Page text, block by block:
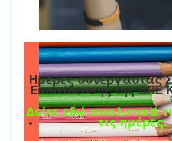
Επικοινωνία
Ημέρες συνεργασίας
Εκπαίδευσης της ΔΠΕ
Δείτε εδώ αναλυτικά
τις ημέρες.